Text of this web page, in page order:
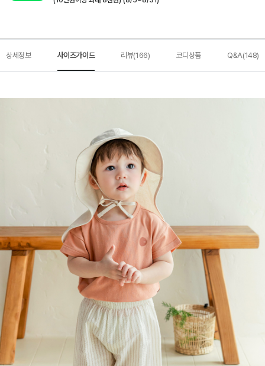
상세정보 사이즈가이드 리뷰(166) 코디상품 Q&A(148)